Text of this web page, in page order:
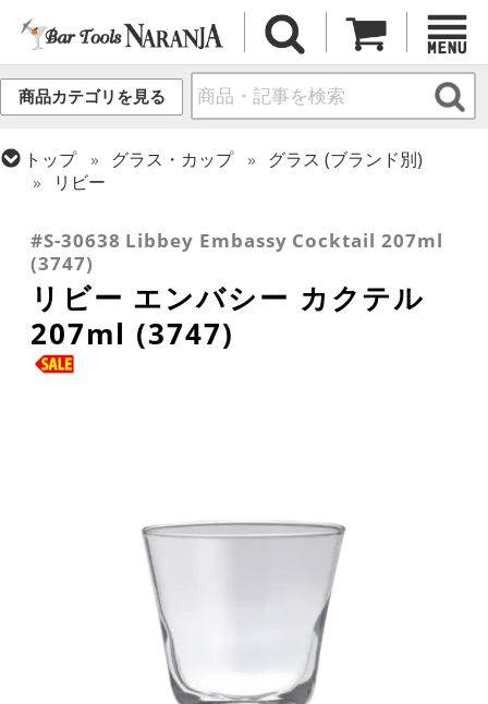
商品カテゴリを見る
トップ グラス・カップ
グラス (ブランド別)
リビー
ゴブレット
#S-30638 Libbey Embassy Cocktail 207ml
(3747)
リビー エンバシー カクテル
207ml (3747)